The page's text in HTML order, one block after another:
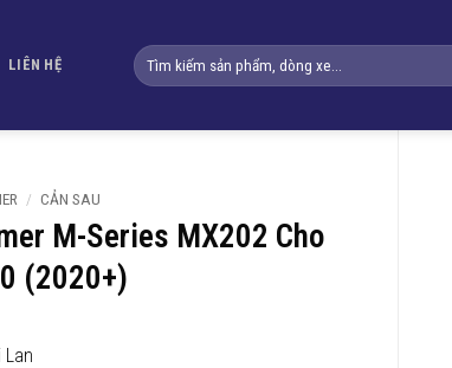
LIÊN HỆ
Tìm
kiếm:
/ CẢN SAU
M-Series MX202 Cho
(2020+)